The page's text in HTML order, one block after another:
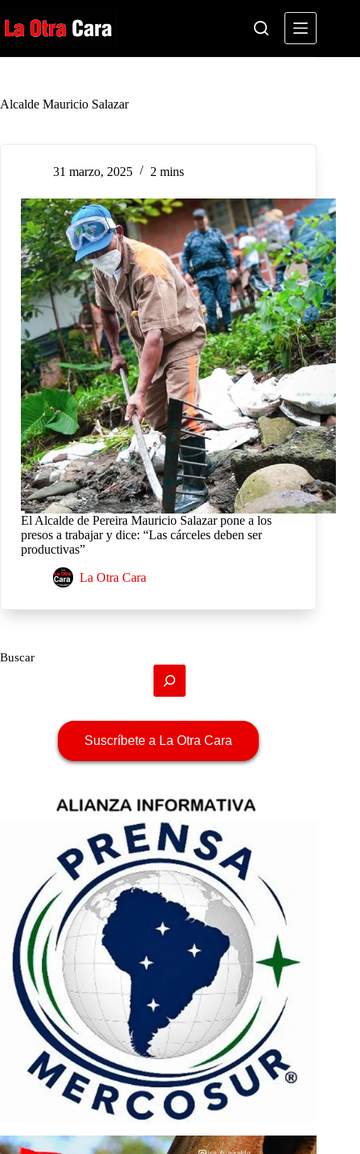
al
contenido
Alcalde Mauricio Salazar
31 marzo, 2025 2 mins
El Alcalde de Pereira Mauricio Salazar pone a los
presos a trabajar y dice: “Las cárceles deben ser
productivas”
La Otra Cara
Buscar
Suscríbete a La Otra Cara